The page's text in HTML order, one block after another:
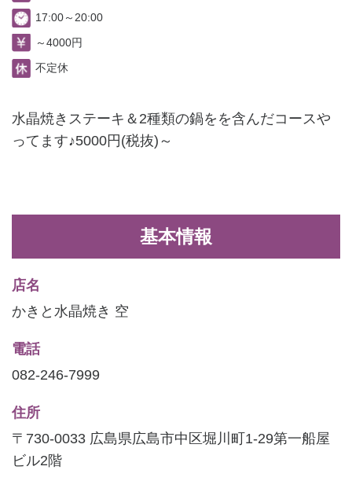
17:00～20:00
～4000円
不定休
水晶焼きステーキ＆2種類の鍋をを含んだコースや
ってます♪5000円(税抜)～
基本情報
店名
かきと水晶焼き 空
電話
082-246-7999
住所
〒730-0033 広島県広島市中区堀川町1-29第一船屋
ビル2階